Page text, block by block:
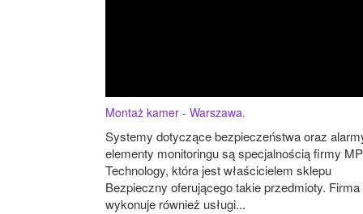
Montaż kamer - Warszawa.
Systemy dotyczące bezpieczeństwa oraz
elementy monitoringu są specjalnością firmy MP
Technology, która jest właścicielem sklepu
Bezpieczny oferującego takie przedmioty. Firma
wykonuje również usługi...